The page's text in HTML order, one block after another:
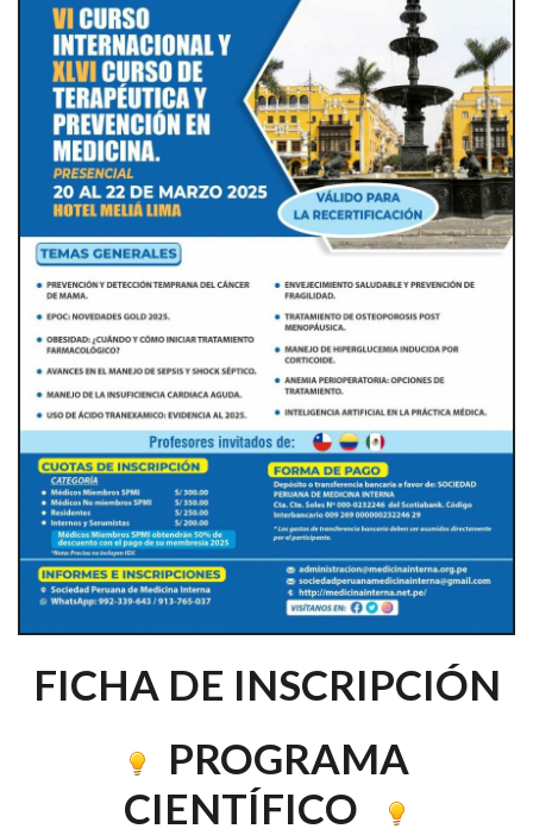
FICHA DE INSCRIPCIÓN
PROGRAMA
CIENTÍFICO